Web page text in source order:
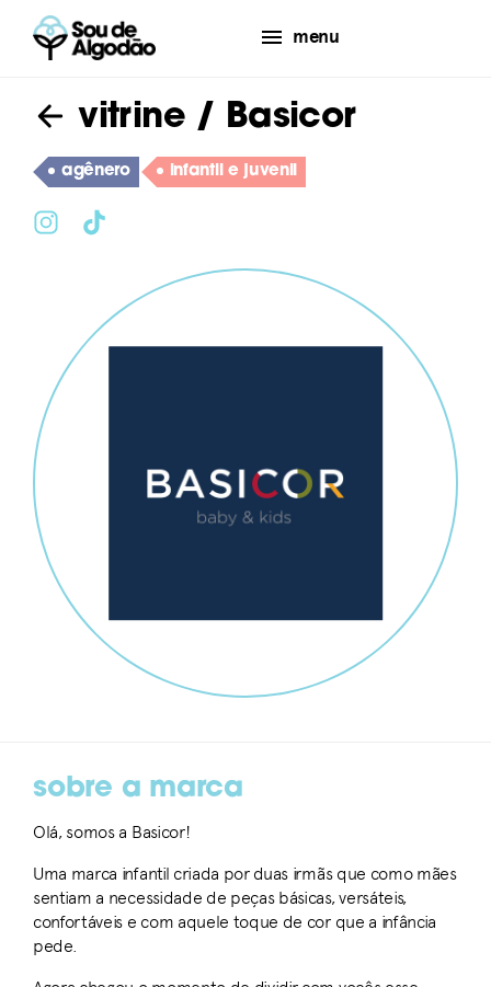
menu
vitrine/ Basicor
agênero infantil e juvenil
sobre a marca
Olá, somos a Basicor!
Uma marca infantil criada por duas irmãs que como mães
sentiam a necessidade de peças básicas, versáteis,
confortáveis e com aquele toque de cor que a infância
pede.